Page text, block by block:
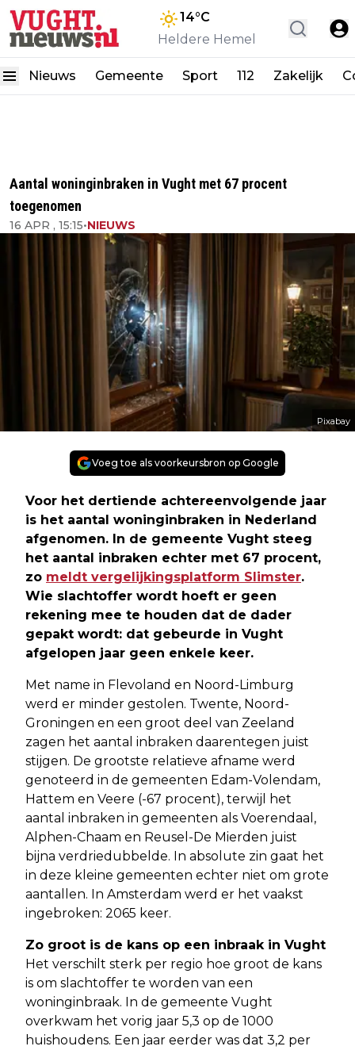
14°C
Heldere Hemel
Nieuws Gemeente Sport 112 Zakelijk
Aantal woninginbraken in Vught met 67 procent
toegenomen
16 APR , 15:15•NIEUWS
Pixabay
Voeg toe als voorkeursbron op Google
Voor het dertiende achtereenvolgende jaar
is het aantal woninginbraken in Nederland
afgenomen. In de gemeente Vught steeg
het aantal inbraken echter met 67 procent,
zo meldt vergelijkingsplatform Slimster.
Wie slachtoffer wordt hoeft er geen
rekening mee te houden dat de dader
gepakt wordt: dat gebeurde in Vught
afgelopen jaar geen enkele keer.
Met name in Flevoland en Noord-Limburg
werd er minder gestolen. Twente, Noord-
Groningen en een groot deel van Zeeland
zagen het aantal inbraken daarentegen juist
stijgen. De grootste relatieve afname werd
genoteerd in de gemeenten Edam-Volendam,
Hattem en Veere (-67 procent), terwijl het
aantal inbraken in gemeenten als Voerendaal,
Alphen-Chaam en Reusel-De Mierden juist
bijna verdriedubbelde. In absolute zin gaat het
in deze kleine gemeenten echter niet om grote
aantallen. In Amsterdam werd er het vaakst
ingebroken: 2065 keer.
Zo groot is de kans op een inbraak in Vught
Het verschilt sterk per regio hoe groot de kans
is om slachtoffer te worden van een
woninginbraak. In de gemeente Vught
overkwam het vorig jaar 5,3 op de 1000
huishoudens. Een jaar eerder was dat 3,2 per